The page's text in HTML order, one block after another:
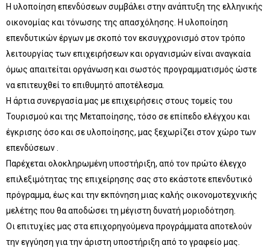
Η υλοποίηση επενδύσεων συμβάλει στην ανάπτυξη της ελληνικής
οικονομίας και τόνωσης της απασχόλησης. Η υλοποίηση
επενδυτικών έργων με σκοπό τον εκσυγχρονισμό στον τρόπο
λειτουργίας των επιχειρήσεων και οργανισμών είναι αναγκαία
όμως απαιτείται οργάνωση και σωστός προγραμματισμός ώστε
να επιτευχθεί το επιθυμητό αποτέλεσμα.
Η άρτια συνεργασία μας με επιχειρήσεις στους τομείς του
Τουρισμού και της Μεταποίησης, τόσο σε επίπεδο ελέγχου και
έγκρισης όσο και σε υλοποίησης, μας ξεχωρίζει στον χώρο των
επενδύσεων .
Παρέχεται ολοκληρωμένη υποστήριξη, από τον πρώτο έλεγχο
επιλεξιμότητας της επιχείρησης σας στο εκάστοτε επενδυτικό
πρόγραμμα, έως και την εκπόνηση μιας καλής οικονομοτεχνικής
μελέτης που θα αποδώσει τη μέγιστη δυνατή μοριοδότηση.
Οι επιτυχίες μας στα επιχορηγούμενα προγράμματα αποτελούν
την εγγύηση για την άριστη υποστήριξη από το γραφείο μας.